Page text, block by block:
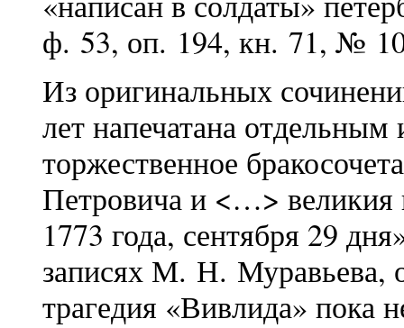
ф. 53, оп. 194, кн. 71, №
Из оригинальных
лет напечатана
торжественное
Петровича и <…> великия
1773 года, сентября 29
записях М. Н. Муравьева,
трагедия «Вивлида» пока